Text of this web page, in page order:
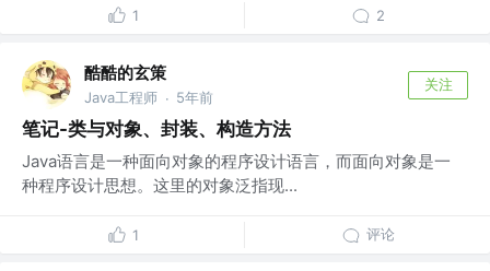
1 2
酷酷的玄策
Java工程师 · 5年前
关注
笔记-类与对象、封装、构造方法
Java语言是一种面向对象的程序设计语言，而面向对象是一
种程序设计思想。这里的对象泛指现...
1 评论